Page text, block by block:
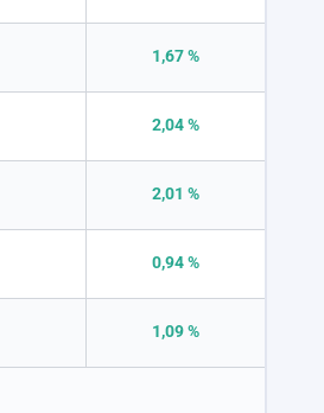
1,67 %
2,04 %
2,01 %
0,94 %
1,09 %